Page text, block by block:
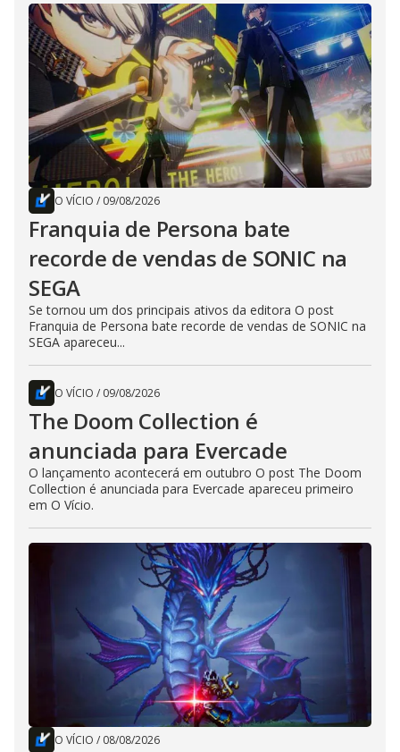
O VÍCIO / 09/08/2026
Franquia de Persona bate
recorde de vendas de SONIC na
SEGA
Se tornou um dos principais ativos da editora O post
Franquia de Persona bate recorde de vendas de SONIC na
SEGA apareceu...
O VÍCIO / 09/08/2026
The Doom Collection é
anunciada para Evercade
O lançamento acontecerá em outubro O post The Doom
Collection é anunciada para Evercade apareceu primeiro
em O Vício.
O VÍCIO / 08/08/2026